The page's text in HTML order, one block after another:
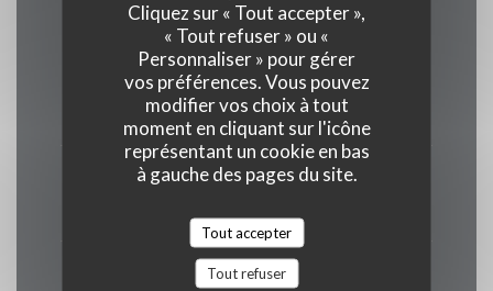
Cliquez sur « Tout accepter »,
« Tout refuser » ou «
Personnaliser » pour gérer
vos préférences. Vous pouvez
modifier vos choix à tout
moment en cliquant sur l'icône
représentant un cookie en bas
à gauche des pages du site.
Tout accepter
Tout refuser
Lun-Mar
Fermé
Mer -Ven
Samedi